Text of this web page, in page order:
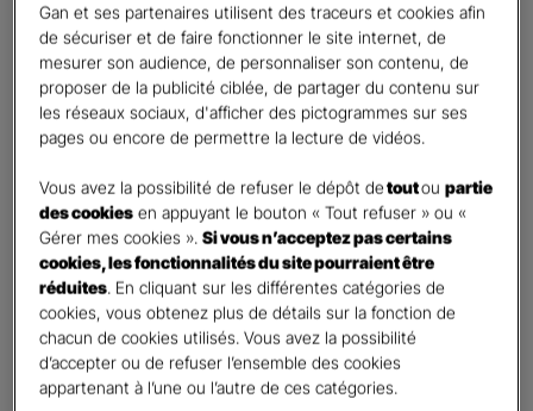
Etes-vous déjà client Gan assurances ?*
Oui
Non
Civilité*
Madame
Monsieur
Contact*
First
Votre profession
Profession libérale
Gan et ses partenaires utilisent des traceurs et cookies afin
de sécuriser et de faire fonctionner le site internet, de
mesurer son audience, de personnaliser son contenu, de
proposer de la publicité ciblée, de partager du contenu sur
les réseaux sociaux, d'afficher des pictogrammes sur ses
pages ou encore de permettre la lecture de vidéos.
Vous avez la possibilité de refuser le dépôt detoutoupartie
des cookies en appuyant le bouton « Tout refuser » ou «
Gérer mes cookies ».Si vous n’acceptez pas certains
cookies, les fonctionnalités du site pourraient être
réduites. En cliquant sur les différentes catégories de
cookies, vous obtenez plus de détails sur la fonction de
chacun de cookies utilisés. Vous avez la possibilité
d’accepter ou de refuser l’ensemble des cookies
appartenant à l’une ou l’autre de ces catégories.